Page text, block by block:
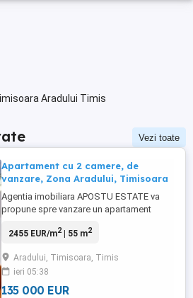
Aradului Timis
Vezi toate
Apartament cu 2 camere, de
vanzare, Zona Aradului, Timisoara
Agentia imobiliara APOSTU ESTATE va
propune spre vanzare un apartament
zona de Nord a orasului, zona Aradului,
mai dinamice si cautate zone rezidentiale
ale orasului. Locuinta are o suprafata utila
de 54,4 mp. Compartimentare ...
2455 EUR/m2| 55 m2
Aradului, Timisoara, Timis
ieri 05:38
135 000 EUR